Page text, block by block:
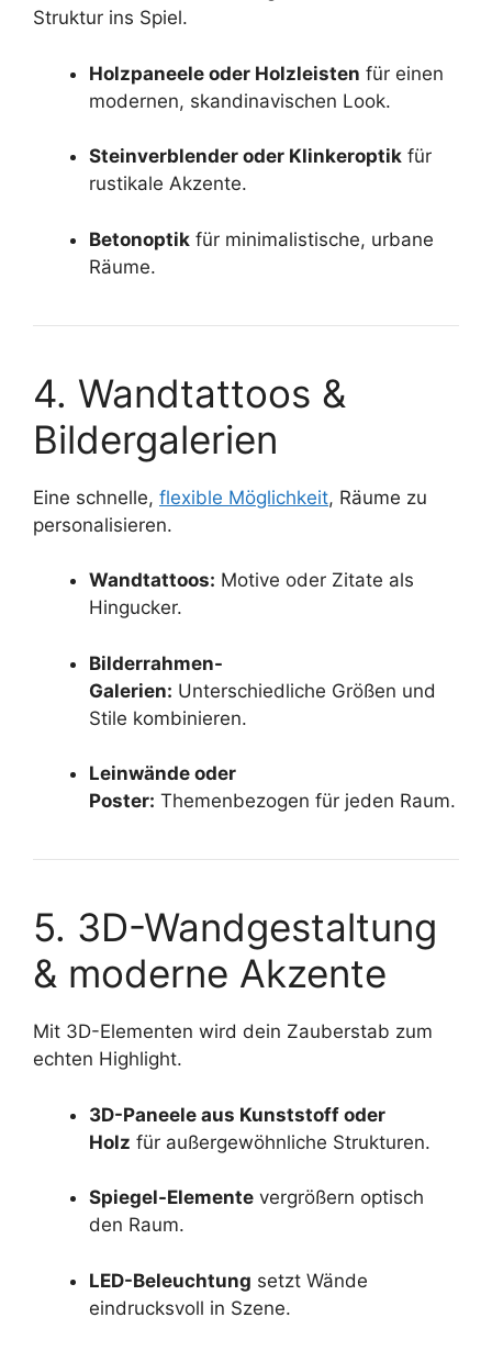
Struktur ins Spiel.
Holzpaneele oder Holzleisten für einen
modernen, skandinavischen Look.
Steinverblender oder Klinkeroptik für
rustikale Akzente.
Betonoptik für minimalistische, urbane
Räume.
4. Wandtattoos &
Bildergalerien
Eine schnelle, flexible Möglichkeit, Räume zu
personalisieren.
Wandtattoos: Motive oder Zitate als
Hingucker.
Bilderrahmen-
Galerien: Unterschiedliche Größen und
Stile kombinieren.
Leinwände oder
Poster: Themenbezogen für jeden Raum.
5. 3D-Wandgestaltung
& moderne Akzente
Mit 3D-Elementen wird dein Zauberstab zum
echten Highlight.
3D-Paneele aus Kunststoff oder
Holz für außergewöhnliche Strukturen.
Spiegel-Elemente vergrößern optisch
den Raum.
LED-Beleuchtung setzt Wände
eindrucksvoll in Szene.